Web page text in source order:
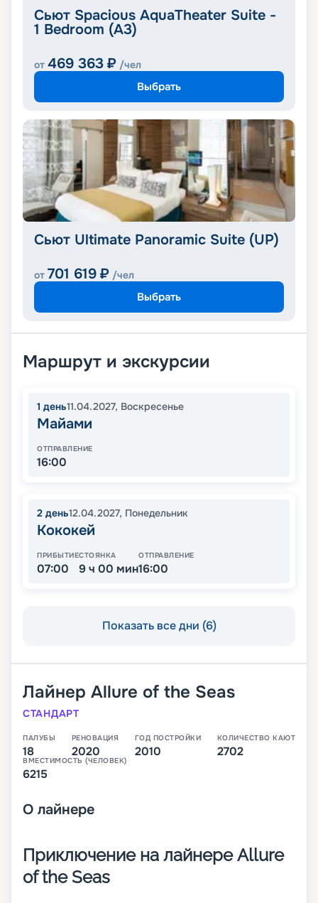
Сьют Spacious AquaTheater Suite -
1 Bedroom (A3)
от 469 363 ₽ /чел
Выбрать
Сьют Ultimate Panoramic Suite (UP)
от 701 619 ₽ /чел
Выбрать
Маршрут и экскурсии
1 день11.04.2027, Воскресенье
Майами
ОТПРАВЛЕНИЕ
16:00
2 день12.04.2027, Понедельник
Кококей
ПРИБЫТИЕ
07:00
СТОЯНКА
9 ч 00 мин
ОТПРАВЛЕНИЕ
16:00
Показать все дни (6)
Лайнер Allure of the Seas
СТАНДАРТ
ПАЛУБЫ
18
РЕНОВАЦИЯ
2020
ГОД ПОСТРОЙКИ
2010
КОЛИЧЕСТВО КАЮТ
2702
ВМЕСТИМОСТЬ (ЧЕЛОВЕК)
6215
О лайнере
Приключение на лайнере Allure
of the Seas